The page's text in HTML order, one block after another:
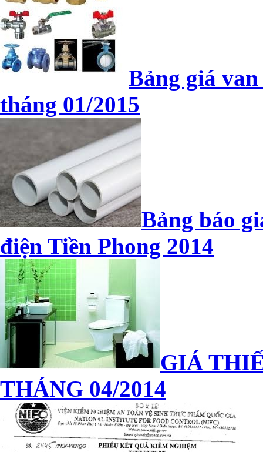
Bảng giá
tháng 01/2015
Bảng báo
điện Tiền Phong 2014
GIÁ
THÁNG 04/2014